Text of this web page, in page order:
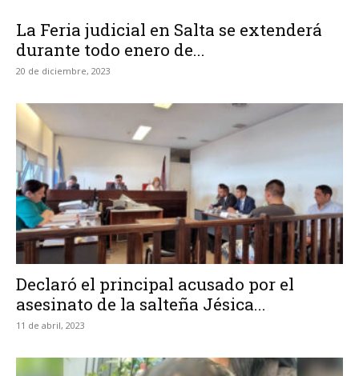
La Feria judicial en Salta se extenderá
durante todo enero de...
20 de diciembre, 2023
Declaró el principal acusado por el
asesinato de la salteña Jésica...
11 de abril, 2023